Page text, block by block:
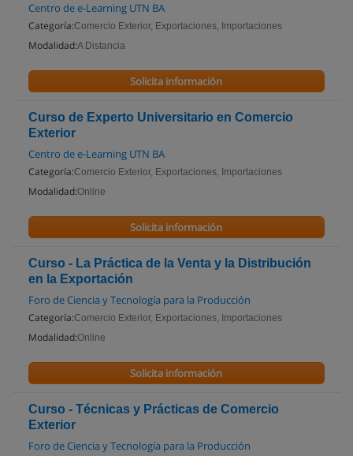
Centro de e-Learning UTN BA
Categoría:Comercio Exterior, Exportaciones, Importaciones
Modalidad:A Distancia
Solicita información
Curso de Experto Universitario en Comercio
Exterior
Centro de e-Learning UTN BA
Categoría:Comercio Exterior, Exportaciones, Importaciones
Modalidad:Online
Solicita información
Curso - La Práctica de la Venta y la Distribución
en la Exportación
Foro de Ciencia y Tecnología para la Producción
Categoría:Comercio Exterior, Exportaciones, Importaciones
Modalidad:Online
Solicita información
Curso - Técnicas y Prácticas de Comercio
Exterior
Foro de Ciencia y Tecnología para la Producción